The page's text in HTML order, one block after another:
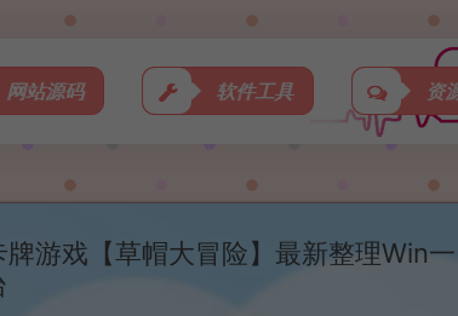
网站源码 软件工具 资
牌游戏【草帽大冒险】最新整理Win一